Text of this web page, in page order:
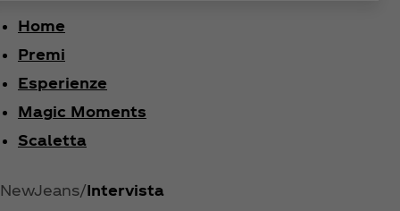
Home
Premi
Esperienze
Magic Moments
Scaletta
NewJeans Intervista